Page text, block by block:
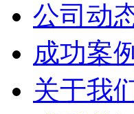
公司动
成功案例
关于我